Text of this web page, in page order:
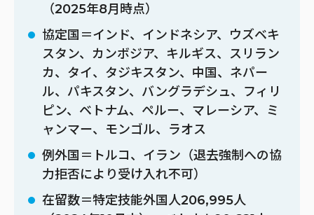
（2025年8月時点）
協定国＝インド、インドネシア、ウズベキ
スタン、カンボジア、キルギス、スリラン
カ、タイ、タジキスタン、中国、ネパー
ル、パキスタン、バングラデシュ、フィリ
ピン、ベトナム、ペルー、マレーシア、ミ
ャンマー、モンゴル、ラオス
例外国＝トルコ、イラン（退去強制への協
力拒否により受け入れ不可）
在留数＝特定技能外国人206,995人